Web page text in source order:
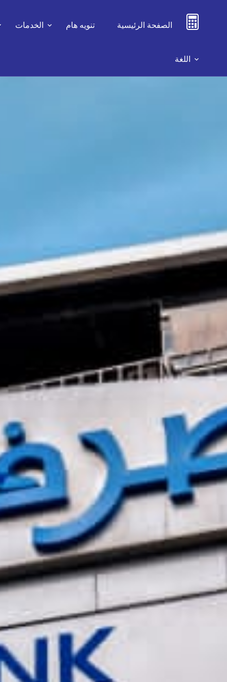
الصفحة الرئيسية تنويه هام الخدمات
اللغة